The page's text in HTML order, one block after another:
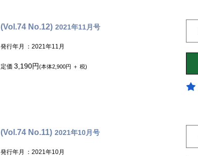
(Vol.74 No.12) 2021年11月号
発行年月 ：2021年11月
定価 3,190円(本体2,900円 ＋ 税)
(Vol.74 No.11) 2021年10月号
発行年月 ：2021年10月